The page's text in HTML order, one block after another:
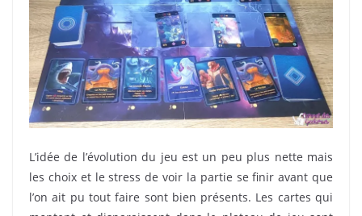
L’idée de l’évolution du jeu est un peu plus nette mais
les choix et le stress de voir la partie se finir avant que
l’on ait pu tout faire sont bien présents. Les cartes qui